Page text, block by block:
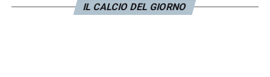
IL CALCIO DEL GIORNO